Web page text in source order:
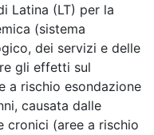
Latina (LT) per la
(sistema
dei servizi e delle
gli effetti sul
a rischio esondazione
causata dalle
cronici (aree a rischio